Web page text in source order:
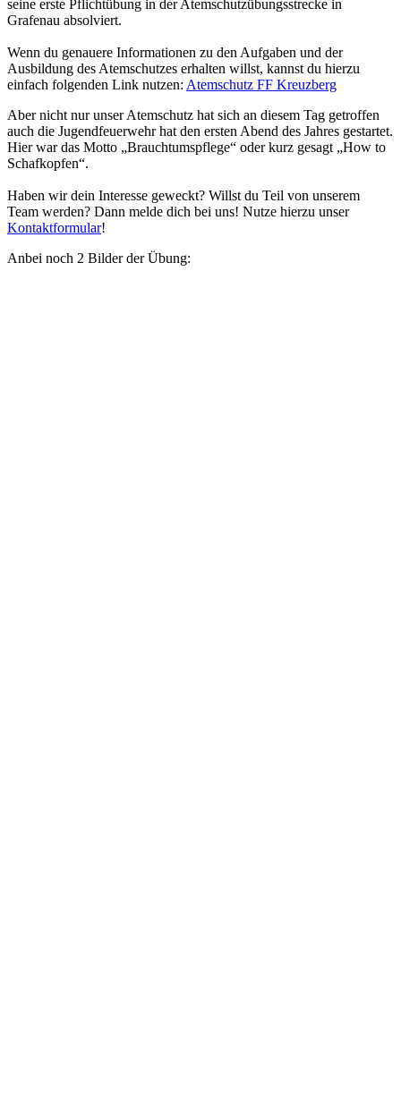
seine erste Pflichtübung in der Atemschutzübungsstrecke in
Grafenau absolviert.
Wenn du genauere Informationen zu den Aufgaben und der
Ausbildung des Atemschutzes erhalten willst, kannst du hierzu
einfach folgenden Link nutzen: Atemschutz FF Kreuzberg
Aber nicht nur unser Atemschutz hat sich an diesem Tag getroffen
auch die Jugendfeuerwehr hat den ersten Abend des Jahres gestartet.
Hier war das Motto „Brauchtumspflege“ oder kurz gesagt „How to
Schafkopfen“.
Haben wir dein Interesse geweckt? Willst du Teil von unserem
Team werden? Dann melde dich bei uns! Nutze hierzu unser
Kontaktformular!
Anbei noch 2 Bilder der Übung: